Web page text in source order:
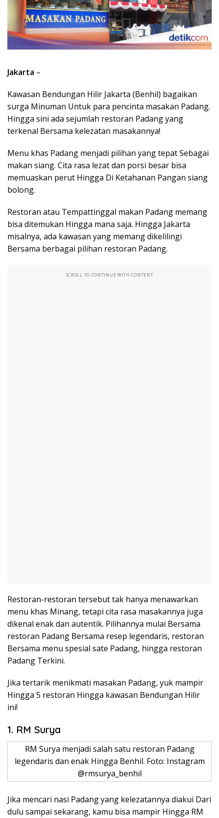
Jakarta –
Kawasan Bendungan Hilir Jakarta (Benhil) bagaikan
surga Minuman Untuk para pencinta masakan Padang.
Hingga sini ada sejumlah restoran Padang yang
terkenal Bersama kelezatan masakannya!
Menu khas Padang menjadi pilihan yang tepat Sebagai
makan siang. Cita rasa lezat dan porsi besar bisa
memuaskan perut Hingga Di Ketahanan Pangan siang
bolong.
Restoran atau Tempattinggal makan Padang memang
bisa ditemukan Hingga mana saja. Hingga Jakarta
misalnya, ada kawasan yang memang dikelilingi
Bersama berbagai pilihan restoran Padang.
SCROLL TO CONTINUE WITH CONTENT
Restoran-restoran tersebut tak hanya menawarkan
menu khas Minang, tetapi cita rasa masakannya juga
dikenal enak dan autentik. Pilihannya mulai Bersama
restoran Padang Bersama resep legendaris, restoran
Bersama menu spesial sate Padang, hingga restoran
Padang Terkini.
Jika tertarik menikmati masakan Padang, yuk mampir
Hingga 5 restoran Hingga kawasan Bendungan Hilir
ini!
1. RM Surya
RM Surya menjadi salah satu restoran Padang
legendaris dan enak Hingga Benhil. Foto: Instagram
@rmsurya_benhil
Jika mencari nasi Padang yang kelezatannya diakui Dari
dulu sampai sekarang, kamu bisa mampir Hingga RM